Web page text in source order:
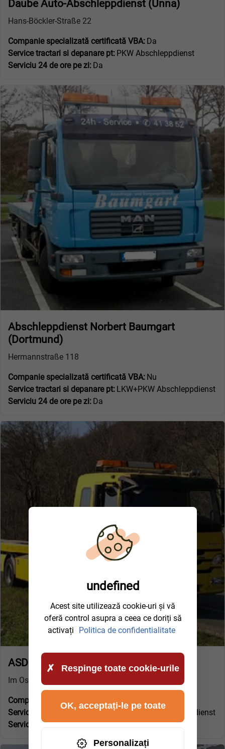
Daube Auto-Abschleppdienst (Unna)
Hans-Böckler-Straße 22
Companie specializată certificată VBA: Da
Service tractari si depanare pt: PKW Abschleppdienst
Serviciu 24 de ore pe zi: Da
Abschleppdienst Norbert Baumgart
(Dortmund)
Hermannstraße 118
Companie specializată certificată VBA: Nu
Service tractari si depanare pt: LKW+PKW Abschleppdienst
Serviciu 24 de ore pe zi: Da
ASD KLEIN e.K. (Schwerte)
Im Ostfeld 8
Companie specializată certificată VBA:
Service tractari si depanare pt:
LKW+PKW Abschleppdienst
Serviciu 24 de ore pe zi:Da
undefined
Acest site utilizează cookie-uri și vă
oferă control asupra a ceea ce doriți să
activați
Politica de confidentialitate
Respinge toate cookie-urile
Personalizați
OK, acceptați-le pe toate